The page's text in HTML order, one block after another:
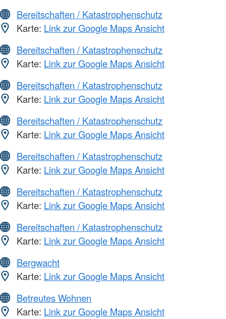
Bereitschaften / Katastrophenschutz
Karte: Link zur Google Maps Ansicht
Bereitschaften / Katastrophenschutz
Karte: Link zur Google Maps Ansicht
Bereitschaften / Katastrophenschutz
Karte: Link zur Google Maps Ansicht
Bereitschaften / Katastrophenschutz
Karte: Link zur Google Maps Ansicht
Bereitschaften / Katastrophenschutz
Karte: Link zur Google Maps Ansicht
Bereitschaften / Katastrophenschutz
Karte: Link zur Google Maps Ansicht
Bereitschaften / Katastrophenschutz
Karte: Link zur Google Maps Ansicht
Bergwacht
Karte: Link zur Google Maps Ansicht
Betreutes Wohnen
Karte: Link zur Google Maps Ansicht